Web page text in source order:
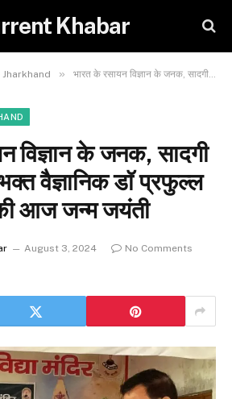
Khabar
Jharkhand » भारत के रसायन विज्ञान के जनक, सादगी पसंद तथा देशभक्त वैज्ञानिक डाॅ प्रफुल्ल चंद्र राय जी की आज जन्म जयंती
विज्ञान के जनक, सादगी
वैज्ञानिक डाॅ प्रफुल्ल
आज जन्म जयंती
August 3, 2024
No Comments